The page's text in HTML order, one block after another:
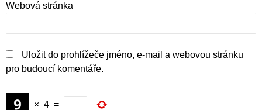
Webová stránka
Uložit do prohlížeče jméno, e-mail a webovou stránku
pro budoucí komentáře.
× 4 =